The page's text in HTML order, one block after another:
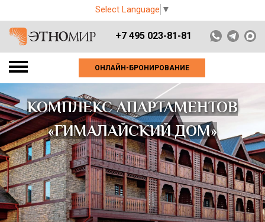
Select Language ▼
+7 495 023-81-81
ОНЛАЙН-БРОНИРОВАНИЕ
КОМПЛЕКС АПАРТАМЕНТОВ
«ГИМАЛАЙСКИЙ ДОМ»